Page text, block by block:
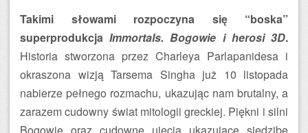
Takimi słowami rozpoczyna się “boska”
superprodukcjaImmortals. Bogowie i herosi 3D.
Historia stworzona przez Charleya Parlapanidesa i
okraszona wizją Tarsema Singha już 10 listopada
nabierze pełnego rozmachu, ukazując nam brutalny, a
zarazem cudowny świat mitologii greckiej. Piękni i silni